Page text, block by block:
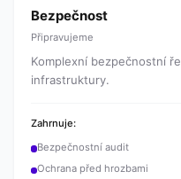
Bezpečnost
Připravujeme
Komplexní bezpečnostní
infrastruktury.
Zahrnuje:
Bezpečnostní audit
Ochrana před hrozbami